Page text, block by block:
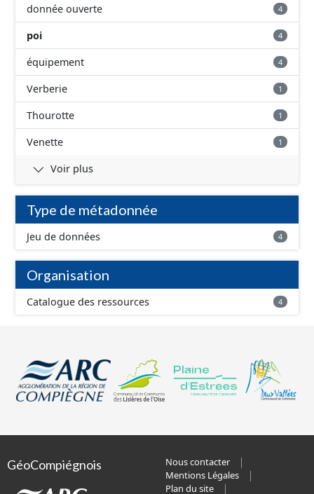
donnée ouverte 4
poi 4
équipement 4
Verberie 1
Thourotte 1
Venette 1
Voir plus
Type de métadonnée
Jeu de données 4
Organisation
Catalogue des ressources 4
GéoCompiégnois
Nous contacter
Mentions Légales
Plan du site